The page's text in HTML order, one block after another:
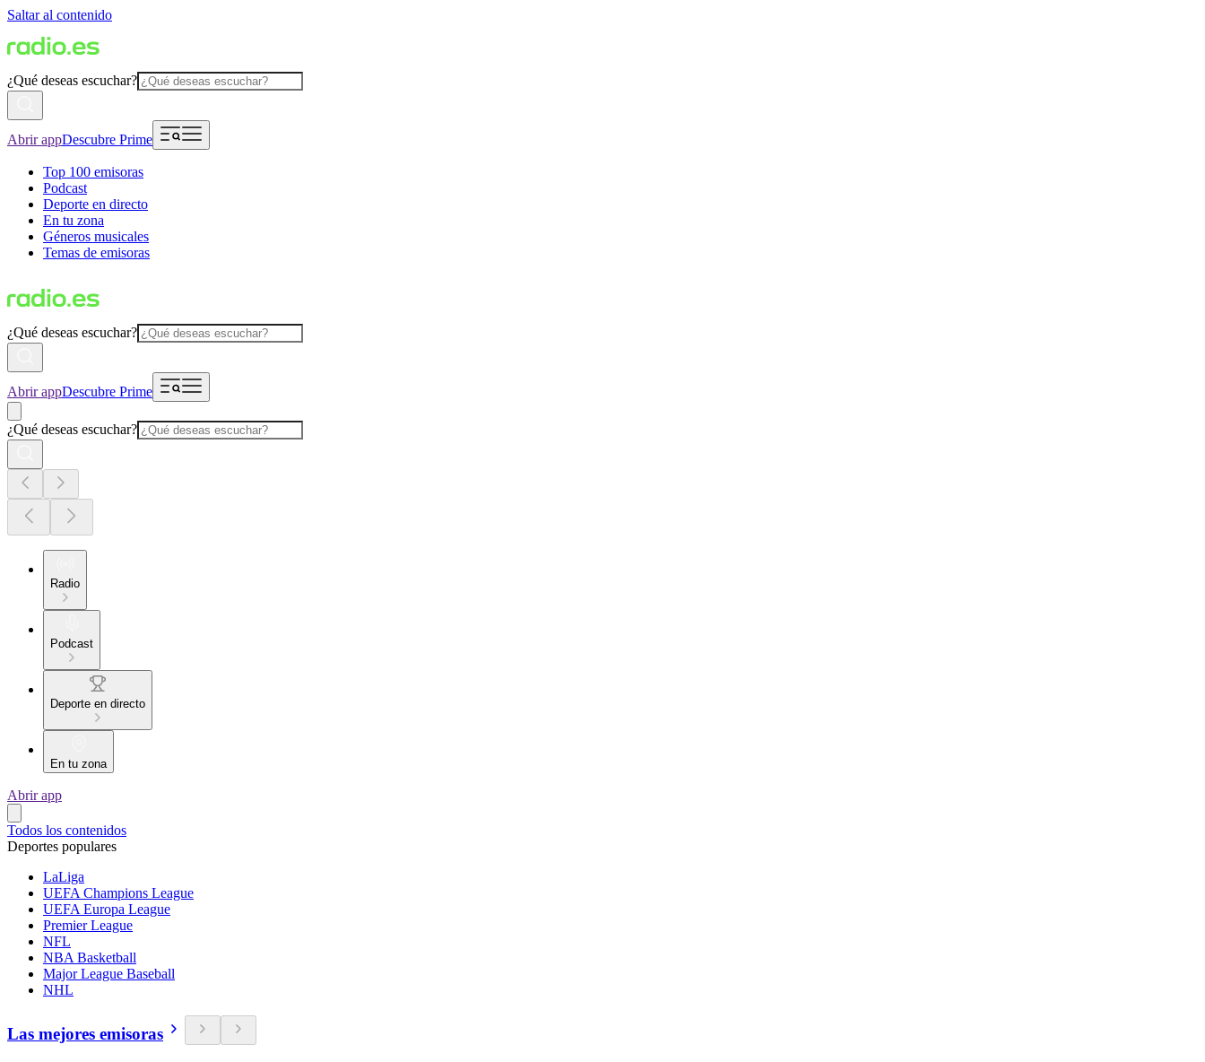
Saltar al contenido
¿Qué deseas escuchar?
Abrir appDescubre Prime
Top 100 emisoras
Podcast
Deporte en directo
En tu zona
Géneros musicales
Temas de emisoras
¿Qué deseas escuchar?
Abrir appDescubre Prime
¿Qué deseas escuchar?
Radio
Podcast
Deporte en directo
En tu zona
Abrir app
Todos los contenidos
Deportes populares
LaLiga
UEFA Champions League
UEFA Europa League
Premier League
NFL
NBA Basketball
Major League Baseball
NHL
Las mejores emisoras